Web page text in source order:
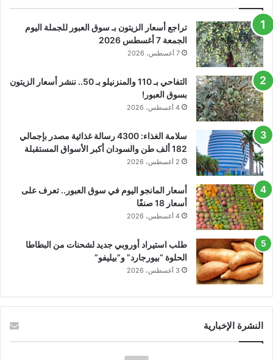
تراجع أسعار الزيتون بـ سوق العبور للجملة اليوم
الجمعة 7 أغسطس 2026
7 أغسطس، 2026
التفاحي بـ 110 والمنزنيلو بـ 50.. ننشر أسعار الزيتون
بسوق العبور!
4 أغسطس، 2026
سلامة الغذاء: 4300 رسالة غذائية مصدر بإجمالي
182 ألف طن والسودان أكبر الأسواق المستقبلة
2 أغسطس، 2026
أسعار المانجو اليوم في سوق العبور.. تعرف على
أسعار 18 صنفًا
4 أغسطس، 2026
طلب استيراد أوروبي جديد لشحنات من البطاطا
الحلوة “بيورجارد” و”بيليفو”
3 أغسطس، 2026
النشرة الإخبارية